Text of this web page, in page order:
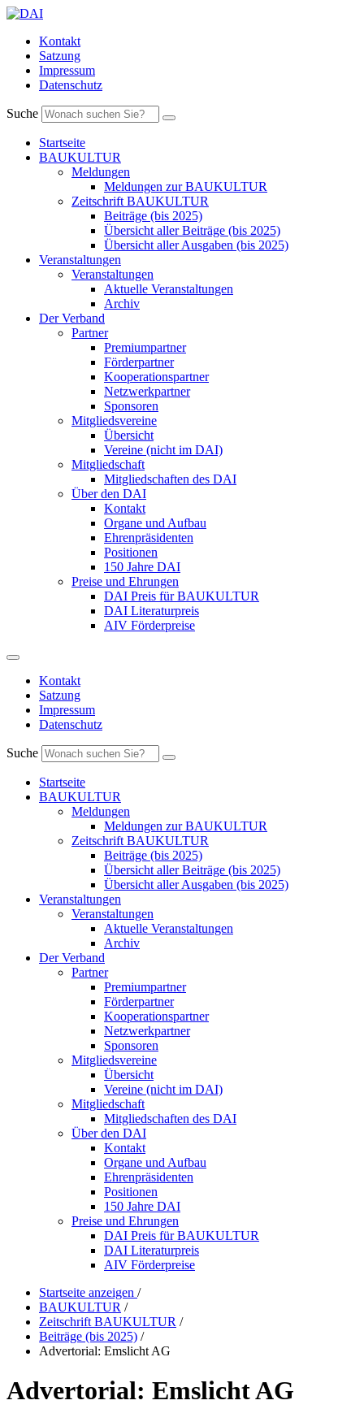
Kontakt
Satzung
Impressum
Datenschutz
Suche
Startseite
BAUKULTUR
Meldungen
Meldungen zur BAUKULTUR
Zeitschrift BAUKULTUR
Beiträge (bis 2025)
Übersicht aller Beiträge (bis 2025)
Übersicht aller Ausgaben (bis 2025)
Veranstaltungen
Veranstaltungen
Aktuelle Veranstaltungen
Archiv
Der Verband
Partner
Premiumpartner
Förderpartner
Kooperationspartner
Netzwerkpartner
Sponsoren
Mitgliedsvereine
Übersicht
Vereine (nicht im DAI)
Mitgliedschaft
Mitgliedschaften des DAI
Über den DAI
Kontakt
Organe und Aufbau
Ehrenpräsidenten
Positionen
150 Jahre DAI
Preise und Ehrungen
DAI Preis für BAUKULTUR
DAI Literaturpreis
AIV Förderpreise
Kontakt
Satzung
Impressum
Datenschutz
Suche
Startseite
BAUKULTUR
Meldungen
Meldungen zur BAUKULTUR
Zeitschrift BAUKULTUR
Beiträge (bis 2025)
Übersicht aller Beiträge (bis 2025)
Übersicht aller Ausgaben (bis 2025)
Veranstaltungen
Veranstaltungen
Aktuelle Veranstaltungen
Archiv
Der Verband
Partner
Premiumpartner
Förderpartner
Kooperationspartner
Netzwerkpartner
Sponsoren
Mitgliedsvereine
Übersicht
Vereine (nicht im DAI)
Mitgliedschaft
Mitgliedschaften des DAI
Über den DAI
Kontakt
Organe und Aufbau
Ehrenpräsidenten
Positionen
150 Jahre DAI
Preise und Ehrungen
DAI Preis für BAUKULTUR
DAI Literaturpreis
AIV Förderpreise
Startseite anzeigen /
BAUKULTUR /
Zeitschrift BAUKULTUR /
Beiträge (bis 2025) /
Advertorial: Emslicht AG
Advertorial: Emslicht AG